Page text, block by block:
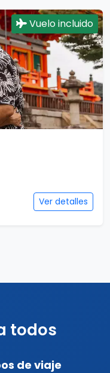
Vuelo incluido
Ver detalles
todos
de viaje